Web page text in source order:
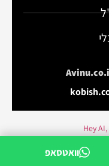
וואטסאפ
Hey